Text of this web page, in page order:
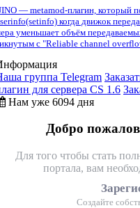
— metamod-плагин, который
когда движок
уменьшает объём
с "Reliable channel
группа Telegram
для сервера CS 1.6
Нам уже 6094 дня
Добро
Для того чтобы стать
портала, вам
Создайте